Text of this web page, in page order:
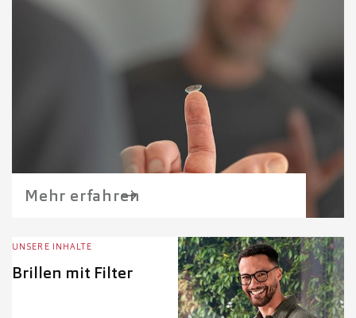
Mehr erfahren
UNSERE INHALTE
Brillen mit Filter